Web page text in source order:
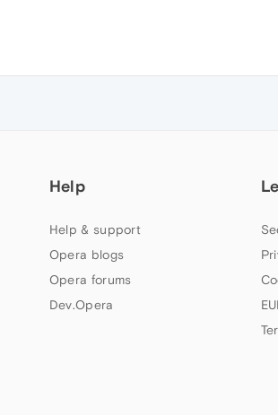
Help
Help & support
Opera blogs
Opera forums
Dev.Opera